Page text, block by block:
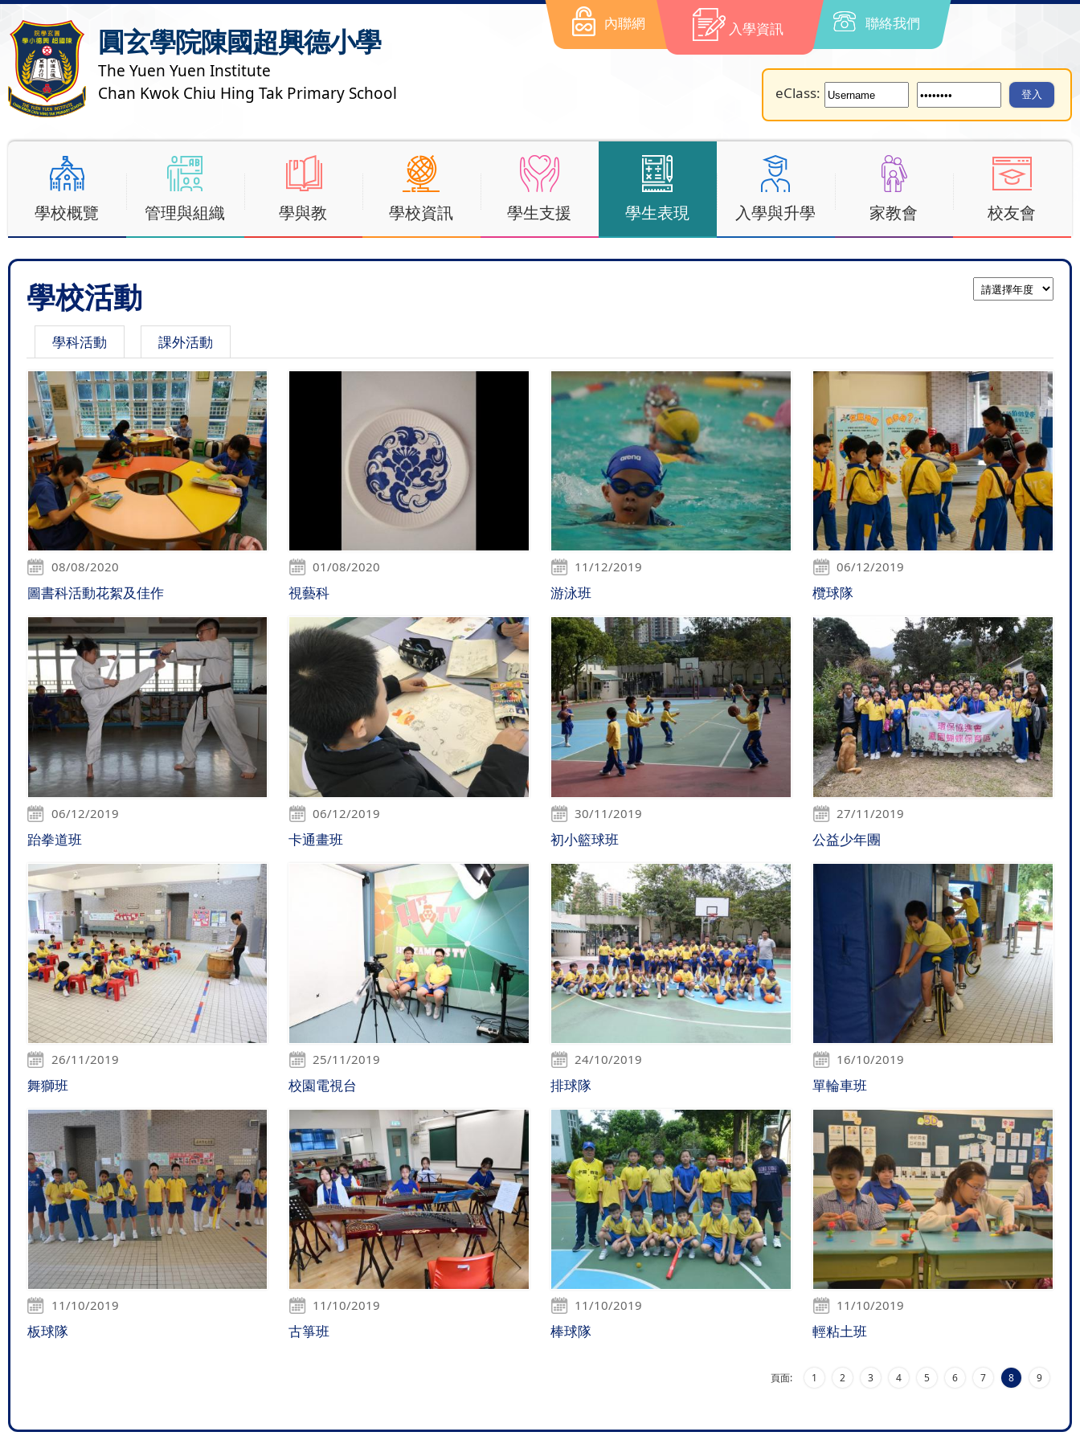
圓玄學院陳國超興德小學
The Yuen Yuen Institute
Chan Kwok Chiu Hing Tak Primary School
內聯網 入學資訊 聯絡我們
eClass:
學校概覽 管理與組織 學與教 學校資訊 學生支援 學生表現 入學與升學 家教會 校友會
學校活動
學科活動 課外活動
08/08/2020
圖書科活動花絮及佳作
01/08/2020
視藝科
11/12/2019
游泳班
06/12/2019
欖球隊
06/12/2019
跆拳道班
06/12/2019
卡通畫班
30/11/2019
初小籃球班
27/11/2019
公益少年團
26/11/2019
舞獅班
25/11/2019
校園電視台
24/10/2019
排球隊
16/10/2019
單輪車班
11/10/2019
板球隊
11/10/2019
古箏班
11/10/2019
棒球隊
11/10/2019
輕粘土班
頁面: 1 2 3 4 5 6 7 8 9